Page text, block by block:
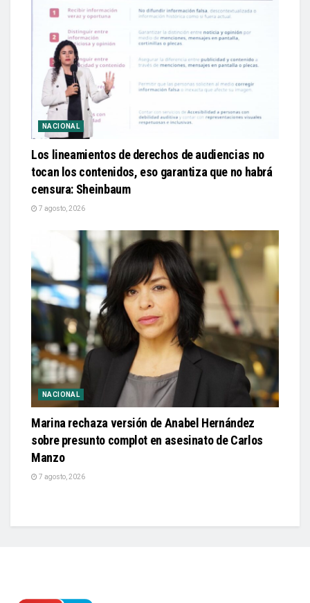
NACIONAL
Los lineamientos de derechos de audiencias no
tocan los contenidos, eso garantiza que no habrá
censura: Sheinbaum
7 agosto, 2026
NACIONAL
Marina rechaza versión de Anabel Hernández
sobre presunto complot en asesinato de Carlos
Manzo
7 agosto, 2026